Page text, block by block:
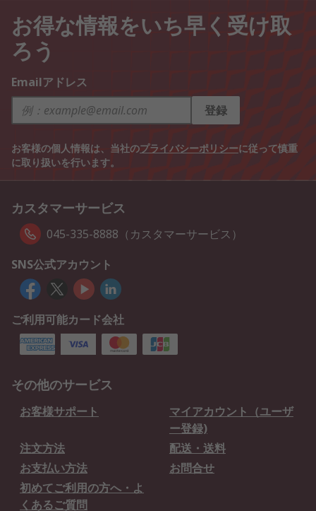
お得な情報をいち早く受け取
ろう
Emailアドレス
登録
お客様の個人情報は、当社のプライバシーポリシーに従って慎重
に取り扱いを行います。
カスタマーサービス
045-335-8888（カスタマーサービス）
SNS公式アカウント
ご利用可能カード会社
その他のサービス
お客様サポート
マイアカウント（ユーザ
ー登録)
注文方法
配送・送料
お支払い方法
お問合せ
初めてご利用の方へ・よ
くあるご質問